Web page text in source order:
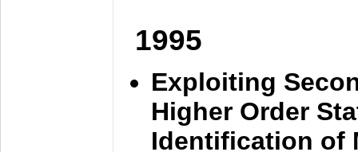
1995
Exploiting
Higher Order
Identification of